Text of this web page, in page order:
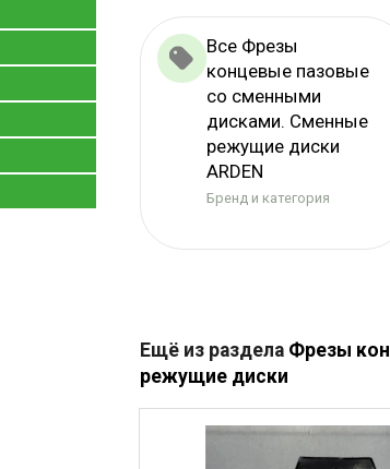
Все Фрезы
концевые пазовые
со сменными
дисками. Сменные
режущие диски
ARDEN
Бренд и категория
Ещё из раздела Фрезы
режущие диски